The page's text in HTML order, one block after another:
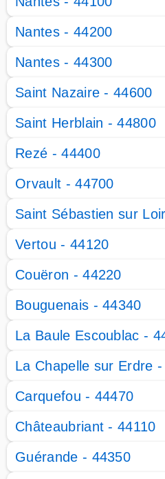
Nantes - 44200
Nantes - 44300
Saint Nazaire - 44600
Saint Herblain - 44800
Rezé - 44400
Orvault - 44700
Saint Sébastien sur
Vertou - 44120
Couëron - 44220
Bouguenais - 44340
La Baule Escoublac -
La Chapelle sur Erdre
Carquefou - 44470
Châteaubriant - 44110
Guérande - 44350